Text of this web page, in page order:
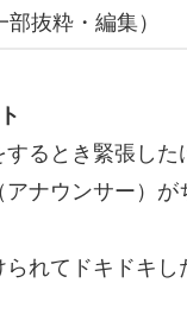
部抜粋・編集）
するとき緊張し
ナウンサー）が
れてドキドキし